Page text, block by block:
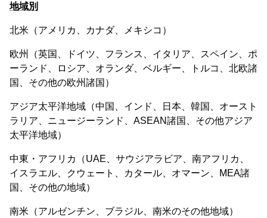
地域別
北米（アメリカ、カナダ、メキシコ）
欧州（英国、ドイツ、フランス、イタリア、スペイン、ポ
ーランド、ロシア、オランダ、ベルギー、トルコ、北欧諸
国、その他の欧州諸国）
アジア太平洋地域（中国、インド、日本、韓国、オースト
ラリア、ニュージーランド、ASEAN諸国、その他アジア
太平洋地域）
中東・アフリカ（UAE、サウジアラビア、南アフリカ、
イスラエル、クウェート、カタール、オマーン、MEA諸
国、その他の地域）
南米（アルゼンチン、ブラジル、南米のその他地域）